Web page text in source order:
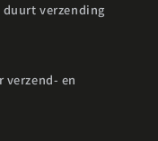
duurt verzending
verzend- en